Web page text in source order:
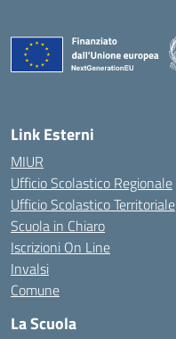
Link Esterni
MIUR
Ufficio Scolastico Regionale
Ufficio Scolastico Territoriale
Scuola in Chiaro
Iscrizioni On Line
Invalsi
Comune
La Scuola